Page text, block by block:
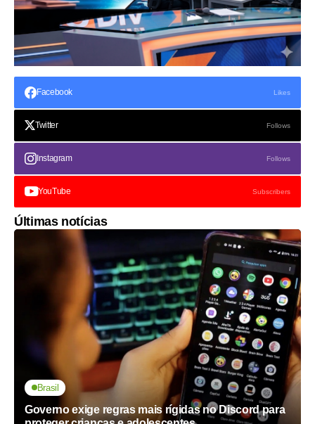
Facebook Likes
Twitter Follows
Instagram Follows
YouTube Subscribers
Últimas notícias
Brasil
Governo exige regras mais rígidas no Discord para